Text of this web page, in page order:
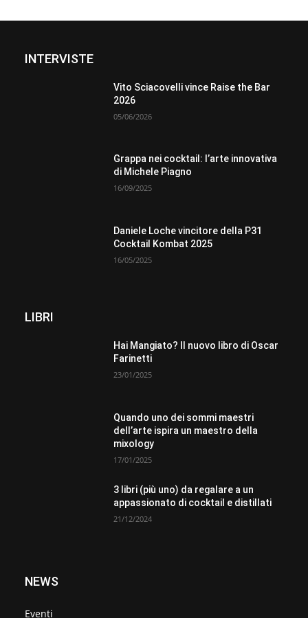
INTERVISTE
Vito Sciacovelli vince Raise the Bar
2026
05/06/2026
Grappa nei cocktail: l’arte innovativa
di Michele Piagno
16/09/2025
Daniele Loche vincitore della P31
Cocktail Kombat 2025
16/05/2025
LIBRI
Hai Mangiato? Il nuovo libro di Oscar
Farinetti
23/01/2025
Quando uno dei sommi maestri
dell’arte ispira un maestro della
mixology
17/01/2025
3 libri (più uno) da regalare a un
appassionato di cocktail e distillati
21/12/2024
NEWS
Eventi